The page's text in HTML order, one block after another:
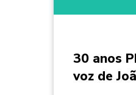
30 anos
voz de